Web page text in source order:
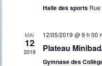
Halle des sports
MAI
12
2019
12/05/2019 @ 9 h 00
Plateau
Gymnase des